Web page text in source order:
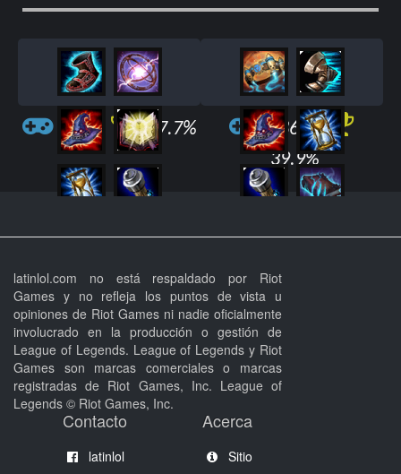
130 47.7%
1869
39.9%
latinlol.com no está respaldado por Riot
Games y no refleja los puntos de vista u
opiniones de Riot Games ni nadie oficialmente
involucrado en la producción o gestión de
League of Legends. League of Legends y Riot
Games son marcas comerciales o marcas
registradas de Riot Games, Inc. League of
Legends © Riot Games, Inc.
Contacto
latinlol
Acerca
Sitio